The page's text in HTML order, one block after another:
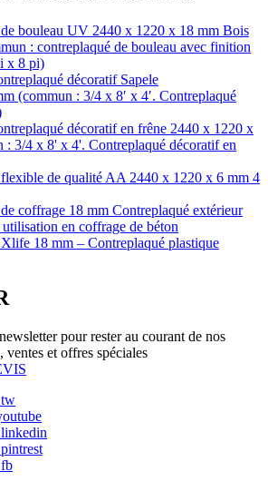
pour rester au courant de nos
et offres spéciales